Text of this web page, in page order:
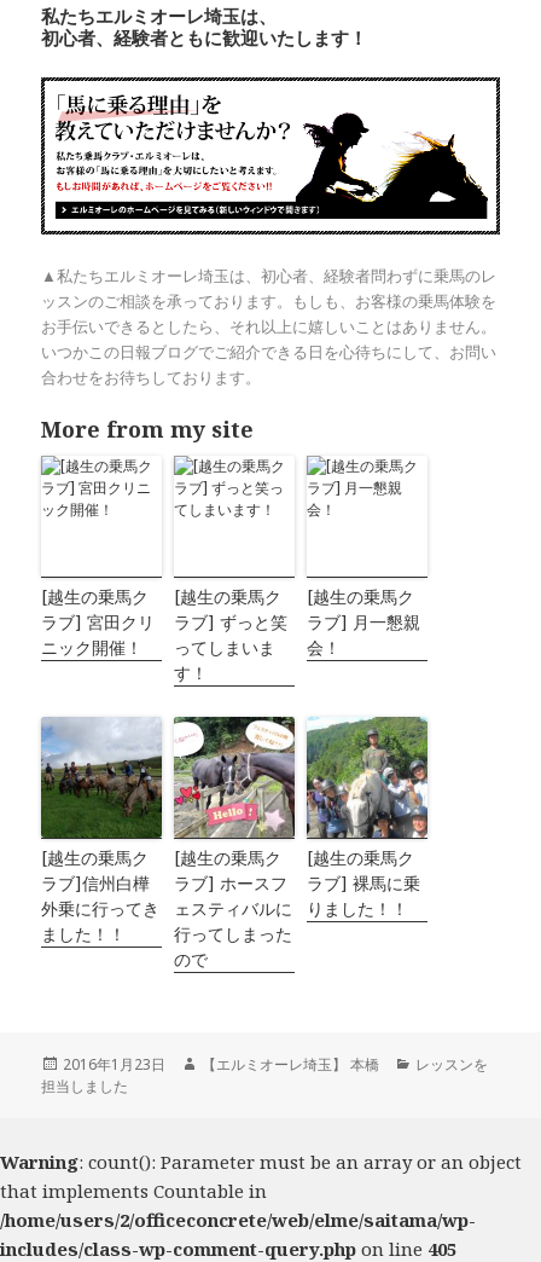
私たちエルミオーレ埼玉は、
初心者、経験者ともに歓迎いたします！
▲私たちエルミオーレ埼玉は、初心者、経験者問わずに乗馬のレ
ッスンのご相談を承っております。もしも、お客様の乗馬体験を
お手伝いできるとしたら、それ以上に嬉しいことはありません。
いつかこの日報ブログでご紹介できる日を心待ちにして、お問い
合わせをお待ちしております。
More from my site
[越生の乗馬ク
ラブ] 宮田クリ
ニック開催！
[越生の乗馬ク
ラブ] ずっと笑
ってしまいま
す！
[越生の乗馬ク
ラブ] 月一懇親
会！
[越生の乗馬ク
ラブ]信州白樺
外乗に行ってき
ました！！
[越生の乗馬ク
ラブ] ホースフ
ェスティバルに
行ってしまった
ので
[越生の乗馬ク
ラブ] 裸馬に乗
りました！！
投
稿
2016年1月23日
作【エルミオーレ埼玉】 本橋
カ
レッスンを
担当しました
Warning: count(): Parameter must be an array or an object
that implements Countable in
/home/users/2/officeconcrete/web/elme/saitama/wp-
includes/class-wp-comment-query.php on line 405